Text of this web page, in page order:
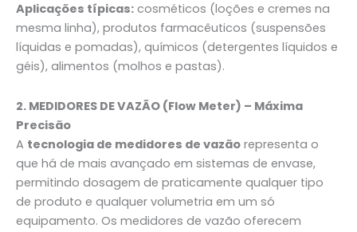
Aplicações típicas: cosméticos (loções e cremes na
mesma linha), produtos farmacêuticos (suspensões
líquidas e pomadas), químicos (detergentes líquidos e
géis), alimentos (molhos e pastas).
2. MEDIDORES DE VAZÃO (Flow Meter) – Máxima
Precisão
A tecnologia de medidores de vazão representa o
que há de mais avançado em sistemas de envase,
permitindo dosagem de praticamente qualquer tipo
de produto e qualquer volumetria em um só
equipamento. Os medidores de vazão oferecem